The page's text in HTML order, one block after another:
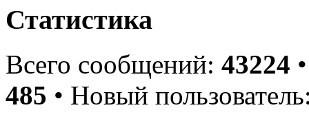
Статистика
Всего сообщений: 43224
485 • Новый